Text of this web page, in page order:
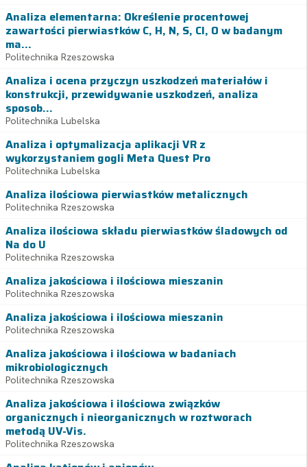
Analiza elementarna: Określenie procentowej
zawartości pierwiastków C, H, N, S, Cl, O w badanym
ma...
Politechnika Rzeszowska
Analiza i ocena przyczyn uszkodzeń materiałów i
konstrukcji, przewidywanie uszkodzeń, analiza
sposob...
Politechnika Lubelska
Analiza i optymalizacja aplikacji VR z
wykorzystaniem gogli Meta Quest Pro
Politechnika Lubelska
Analiza ilościowa pierwiastków metalicznych
Politechnika Rzeszowska
Analiza ilościowa składu pierwiastków śladowych od
Na do U
Politechnika Rzeszowska
Analiza jakościowa i ilościowa mieszanin
Politechnika Rzeszowska
Analiza jakościowa i ilościowa mieszanin
Politechnika Rzeszowska
Analiza jakościowa i ilościowa w badaniach
mikrobiologicznych
Politechnika Rzeszowska
Analiza jakościowa i ilościowa związków
organicznych i nieorganicznych w roztworach
metodą UV-Vis.
Politechnika Rzeszowska